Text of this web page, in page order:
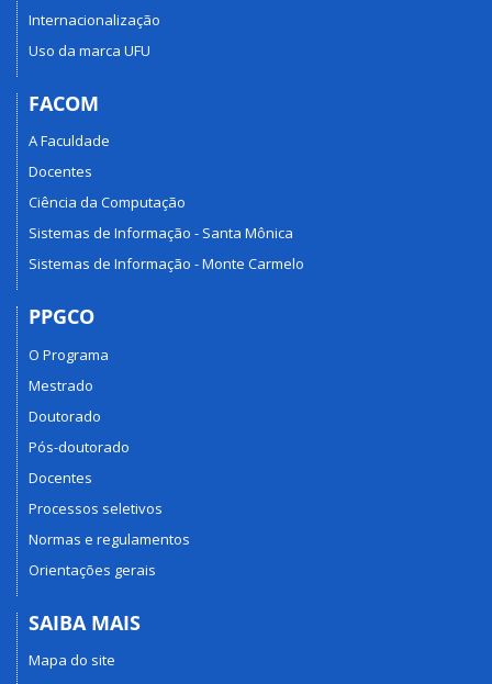
Internacionalização
Uso da marca UFU
FACOM
A Faculdade
Docentes
Ciência da Computação
Sistemas de Informação - Santa Mônica
Sistemas de Informação - Monte Carmelo
PPGCO
O Programa
Mestrado
Doutorado
Pós-doutorado
Docentes
Processos seletivos
Normas e regulamentos
Orientações gerais
SAIBA MAIS
Mapa do site